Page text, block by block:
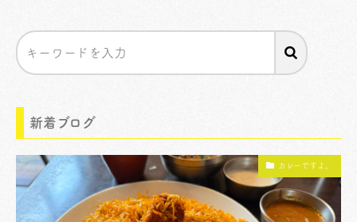
新着ブログ
カレーですよ。